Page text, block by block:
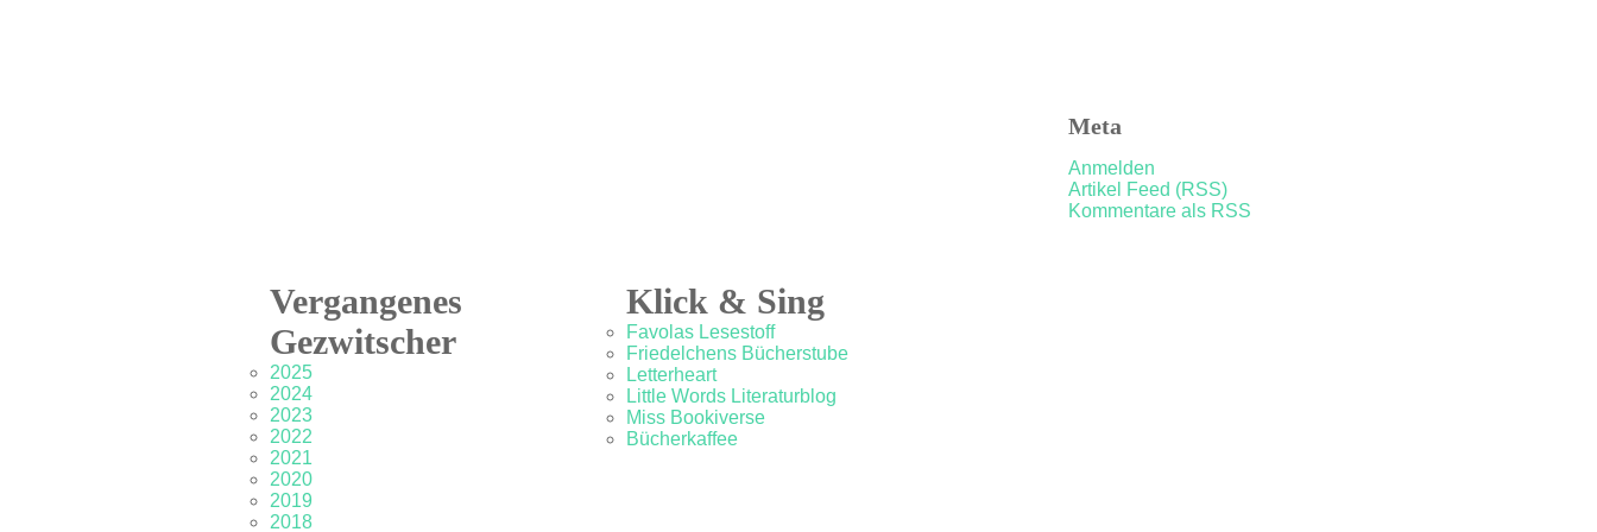
Meta
Anmelden
Artikel Feed (RSS)
Kommentare als RSS
Vergangenes
Gezwitscher
2025
2024
2023
2022
2021
2020
2019
2018
Klick & Sing
Favolas Lesestoff
Friedelchens Bücherstube
Letterheart
Little Words Literaturblog
Miss Bookiverse
Bücherkaffee